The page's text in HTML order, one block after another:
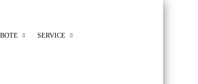
SERVICE